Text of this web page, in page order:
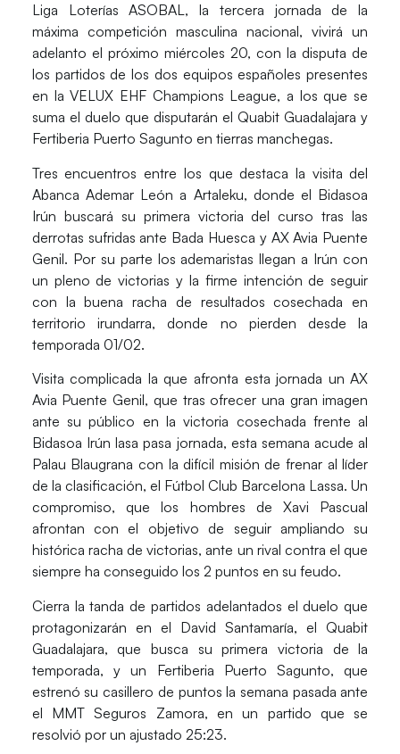
Liga Loterías ASOBAL, la tercera jornada de la
máxima competición masculina nacional, vivirá un
adelanto el próximo miércoles 20, con la disputa de
los partidos de los dos equipos españoles presentes
en la VELUX EHF Champions League, a los que se
suma el duelo que disputarán el Quabit Guadalajara y
Fertiberia Puerto Sagunto en tierras manchegas.
Tres encuentros entre los que destaca la visita del
Abanca Ademar León a Artaleku, donde el Bidasoa
Irún buscará su primera victoria del curso tras las
derrotas sufridas ante Bada Huesca y AX Avia Puente
Genil. Por su parte los ademaristas llegan a Irún con
un pleno de victorias y la firme intención de seguir
con la buena racha de resultados cosechada en
territorio irundarra, donde no pierden desde la
temporada 01/02.
Visita complicada la que afronta esta jornada unAX
Avia Puente Genil, que tras ofrecer una gran imagen
ante su público en la victoria cosechada frente al
Bidasoa Irún lasa pasa jornada, esta semana acude al
Palau Blaugrana con la difícil misión de frenar al líder
de la clasificación, el Fútbol Club Barcelona Lassa. Un
compromiso, que los hombres de Xavi Pascual
afrontan con el objetivo de seguir ampliando su
histórica racha de victorias, ante un rival contra el que
siempre ha conseguido los 2 puntos en su feudo.
Cierra la tanda de partidos adelantados el duelo que
protagonizarán en el David Santamaría, elQuabit
Guadalajara, que busca su primera victoria de la
temporada, y un Fertiberia Puerto Sagunto, que
estrenó su casillero de puntos la semana pasada ante
el MMT Seguros Zamora, en un partido que se
resolvió por un ajustado 25:23.